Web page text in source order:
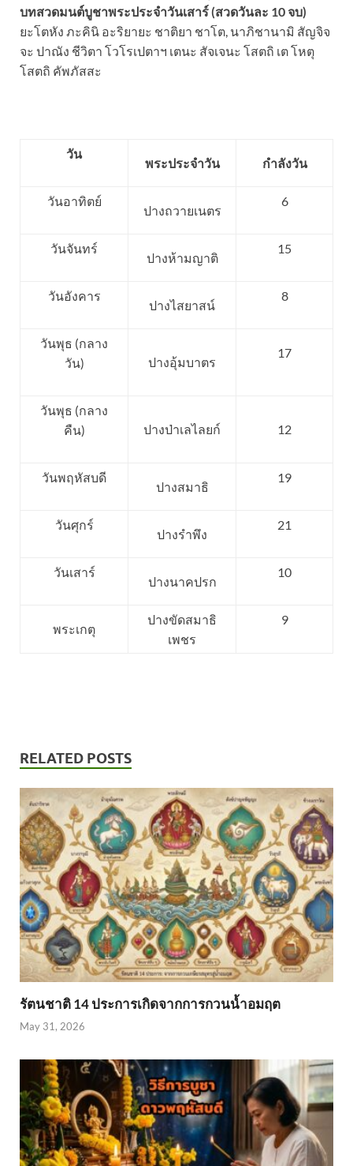
บทสวดมนต์บูชาพระประจำวันเสาร์ (สวดวันละ 10 จบ)
ยะโตหัง ภะคินิ อะริยายะ ชาติยา ชาโต, นาภิชานามิ สัญจิจ
จะ ปาณัง ชีวิตา โวโรเปตาฯ เตนะ สัจเจนะ โสตถิ เต โหตุ
โสตถิ คัพภัสสะ
วัน
พระประจำวัน กำลังวัน
วันอาทิตย์
ปางถวายเนตร
6
วันจันทร์
ปางห้ามญาติ
15
วันอังคาร
ปางไสยาสน์
8
วันพุธ (กลาง
วัน)
ปางอุ้มบาตร
17
วันพุธ (กลาง
คืน)
ปางป่าเลไลยก์ 12
วันพฤหัสบดี
ปางสมาธิ
19
วันศุกร์
ปางรำพึง
21
วันเสาร์
ปางนาคปรก
10
พระเกตุ
ปางขัดสมาธิ
เพชร
9
RELATED POSTS
รัตนชาติ 14 ประการเกิดจากการกวนน้ำอมฤต
May 31, 2026